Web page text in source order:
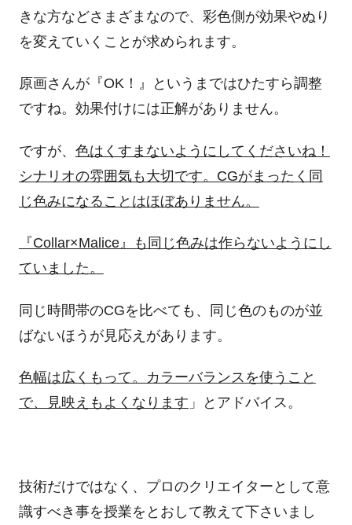
きな方などさまざまなので、彩色側が効果やぬり
を変えていくことが求められます。
原画さんが『OK！』というまではひたすら調整
ですね。効果付けには正解がありません。
ですが、 色はくすまないようにしてくださいね！
シナリオの雰囲気も大切です。CGがまったく同
じ色みになることはほぼありません。
『Collar×Malice』も同じ色みは作らないようにし
ていました。
同じ時間帯のCGを比べても、同じ色のものが並
ばないほうが見応えがあります。
色幅は広くもって。カラーバランスを使うこと
で、見映えもよくなります 」とアドバイス。
技術だけではなく、プロのクリエイターとして意
識すべき事を授業をとおして教えて下さいまし